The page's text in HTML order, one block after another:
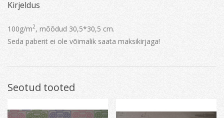
Kirjeldus
100g/m2, mõõdud 30,5*30,5 cm.
Seda paberit ei ole võimalik saata maksikirjaga!
Seotud tooted